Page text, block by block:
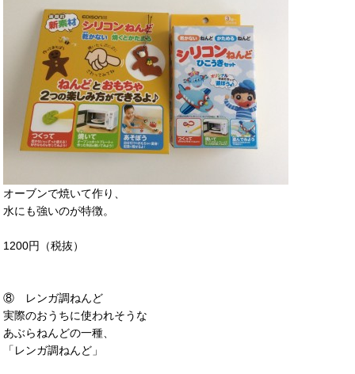
オーブンで焼いて作り、
水にも強いのが特徴。
1200円（税抜）
⑧ レンガ調ねんど
実際のおうちに使われそうな
あぶらねんどの一種、
「レンガ調ねんど」